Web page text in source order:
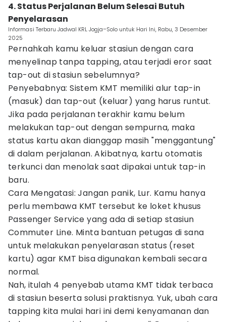
4. Status Perjalanan Belum Selesai Butuh
Penyelarasan
Informasi Terbaru Jadwal KRL Jogja–Solo untuk Hari Ini, Rabu, 3 Desember
2025
Pernahkah kamu keluar stasiun dengan cara
menyelinap tanpa tapping, atau terjadi eror saat
tap-out di stasiun sebelumnya?
Penyebabnya: Sistem KMT memiliki alur tap-in
(masuk) dan tap-out (keluar) yang harus runtut.
Jika pada perjalanan terakhir kamu belum
melakukan tap-out dengan sempurna, maka
status kartu akan dianggap masih "menggantung"
di dalam perjalanan. Akibatnya, kartu otomatis
terkunci dan menolak saat dipakai untuk tap-in
baru.
Cara Mengatasi: Jangan panik, Lur. Kamu hanya
perlu membawa KMT tersebut ke loket khusus
Passenger Service yang ada di setiap stasiun
Commuter Line. Minta bantuan petugas di sana
untuk melakukan penyelarasan status (reset
kartu) agar KMT bisa digunakan kembali secara
normal.
Nah, itulah 4 penyebab utama KMT tidak terbaca
di stasiun beserta solusi praktisnya. Yuk, ubah cara
tapping kita mulai hari ini demi kenyamanan dan